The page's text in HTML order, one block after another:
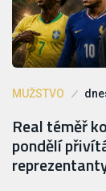
MUŽSTVO
Real téměř
pondělí